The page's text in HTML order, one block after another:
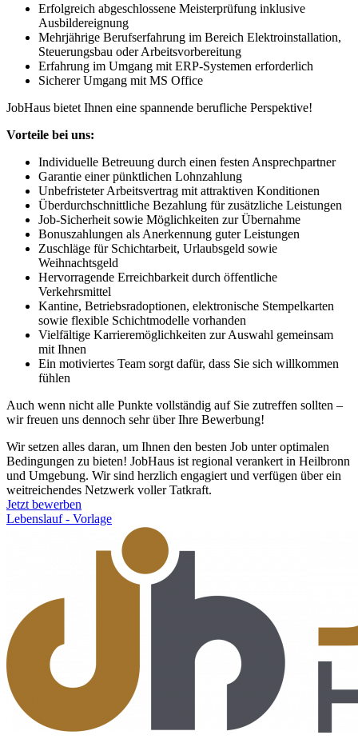
Erfolgreich abgeschlossene Meisterprüfung inklusive
Ausbildereignung
Mehrjährige Berufserfahrung im Bereich Elektroinstallation,
Steuerungsbau oder Arbeitsvorbereitung
Erfahrung im Umgang mit ERP-Systemen erforderlich
Sicherer Umgang mit MS Office
JobHaus bietet Ihnen eine spannende berufliche Perspektive!
Vorteile bei uns:
Individuelle Betreuung durch einen festen Ansprechpartner
Garantie einer pünktlichen Lohnzahlung
Unbefristeter Arbeitsvertrag mit attraktiven Konditionen
Überdurchschnittliche Bezahlung für zusätzliche Leistungen
Job-Sicherheit sowie Möglichkeiten zur Übernahme
Bonuszahlungen als Anerkennung guter Leistungen
Zuschläge für Schichtarbeit, Urlaubsgeld sowie
Weihnachtsgeld
Hervorragende Erreichbarkeit durch öffentliche
Verkehrsmittel
Kantine, Betriebsradoptionen, elektronische Stempelkarten
sowie flexible Schichtmodelle vorhanden
Vielfältige Karrieremöglichkeiten zur Auswahl gemeinsam
mit Ihnen
Ein motiviertes Team sorgt dafür, dass Sie sich willkommen
fühlen
Auch wenn nicht alle Punkte vollständig auf Sie zutreffen sollten –
wir freuen uns dennoch sehr über Ihre Bewerbung!
Wir setzen alles daran, um Ihnen den besten Job unter optimalen
Bedingungen zu bieten! JobHaus ist regional verankert in Heilbronn
und Umgebung. Wir sind herzlich engagiert und verfügen über ein
weitreichendes Netzwerk voller Tatkraft.
Jetzt bewerben
Lebenslauf - Vorlage